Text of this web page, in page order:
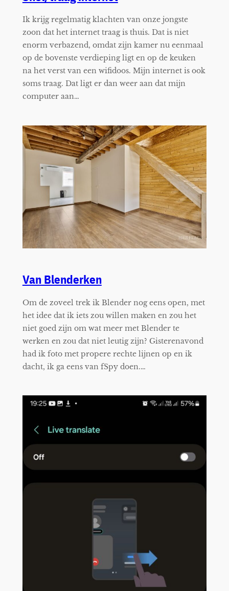
Ik krijg regelmatig klachten van onze jongste
zoon dat het internet traag is thuis. Dat is niet
enorm verbazend, omdat zijn kamer nu eenmaal
op de bovenste verdieping ligt en op de keuken
na het verst van een wifidoos. Mijn internet is ook
soms traag. Dat ligt er dan weer aan dat mijn
computer aan…
Van Blenderken
Om de zoveel trek ik Blender nog eens open, met
het idee dat ik iets zou willen maken en zou het
niet goed zijn om wat meer met Blender te
werken en zou dat niet leutig zijn? Gisterenavond
had ik foto met propere rechte lijnen op en ik
dacht, ik ga eens van fSpy doen.…